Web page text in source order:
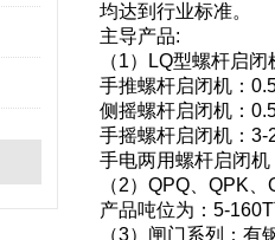
均达到行业标准。
主导产品:
（1） LQ型螺杆启闭
手推螺杆启闭机：
侧摇螺杆启闭机：
手摇螺杆启闭机： 3-
手电两用螺杆启闭机
（2） QPQ QPK
产品吨位为： 5-160T
（3）闸门系列：有